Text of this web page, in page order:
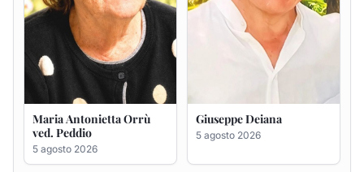
Maria Antonietta Orrù
ved. Peddio
5 agosto 2026
Giuseppe Deiana
5 agosto 2026